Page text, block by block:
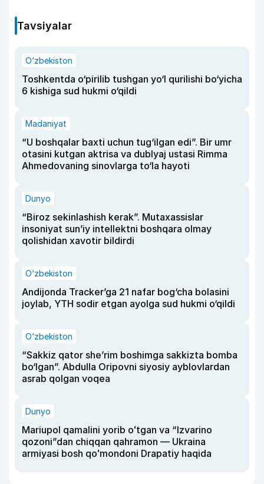
Tavsiyalar
O‘zbekiston
Toshkentda o‘pirilib tushgan yo‘l qurilishi bo‘yicha
6 kishiga sud hukmi o‘qildi
Madaniyat
“U boshqalar baxti uchun tug‘ilgan edi”. Bir umr
otasini kutgan aktrisa va dublyaj ustasi Rimma
Ahmedovaning sinovlarga to‘la hayoti
Dunyo
“Biroz sekinlashish kerak”. Mutaxassislar
insoniyat sun’iy intellektni boshqara olmay
qolishidan xavotir bildirdi
O‘zbekiston
Andijonda Tracker’ga 21 nafar bog‘cha bolasini
joylab, YTH sodir etgan ayolga sud hukmi o‘qildi
O‘zbekiston
“Sakkiz qator she’rim boshimga sakkizta bomba
bo‘lgan”. Abdulla Oripovni siyosiy ayblovlardan
asrab qolgan voqea
Dunyo
Mariupol qamalini yorib oʻtgan va “Izvarino
qozoni”dan chiqqan qahramon — Ukraina
armiyasi bosh qoʻmondoni Drapatiy haqida